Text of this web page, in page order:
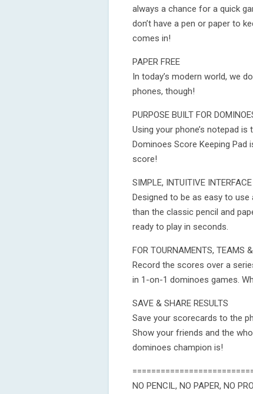
always a chance for a quick
don’t have a pen or paper to
comes in!
PAPER FREE
In today’s modern world, we
phones, though!
PURPOSE BUILT FOR
Using your phone’s notepad
Dominoes Score Keeping
score!
SIMPLE, INTUITIVE INTERFACE
Designed to be as easy to use
than the classic pencil and
ready to play in seconds.
FOR TOURNAMENTS, TEAMS
Record the scores over a
in 1-on-1 dominoes games.
SAVE & SHARE RESULTS
Save your scorecards to the
Show your friends and the
dominoes champion is!
NO PENCIL, NO PAPER, NO